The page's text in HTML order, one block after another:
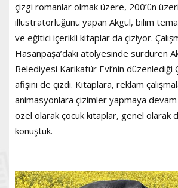
çizgi romanlar olmak üzere, 200’ün
illüstratörlüğünü yapan Akgül, bilim
ve eğitici içerikli kitaplar da çiziyor.
Hasanpaşa’daki atölyesinde sürdüren
Belediyesi Karikatür Evi’nin düzenlediği
afişini de çizdi. Kitaplara, reklam
animasyonlara çizimler yapmaya
özel olarak çocuk kitaplar, genel olarak
konuştuk.